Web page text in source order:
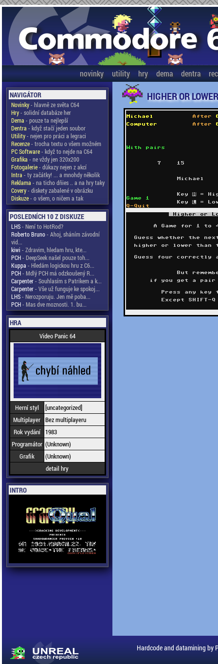
novinky utility hry dema dentra
NAVIGÁTOR
Novinky- hlavně ze světa C64
Hry- solidní databáze her
Dema - pouze ta nejlepší
Dentra - když stačí jeden soubor
Utility- nejen pro práci a legraci
Recenze- trocha textu o všem možném
PC Software- když to nejde na C64
Grafika - ne vždy jen 320x200
Fotogalerie- důkazy nejen z akcí
Intra - ty začátky! ... a mnohdy několik
Reklama - na ticho dňies .. a na hry taky
Covery- diskety zabalené v obrázku
Diskuze- o všem, o ničem a tak
POSLEDNÍCH 10 Z DISKUZE
LHS- Není to HotRod?
Roberto Bruno- Ahoj, sháním závodní
vid...
kiwi - Zdravim, hledam hru, kte...
PCH- DeepSeek našel pouze toh...
Kuppa - Hledám logickou hru z C6...
PCH- Mdlý PCH má odzkoušený R...
Carpenter- Souhlasím s Patrikem a k...
Carpenter- Vše už funguje ke spokoj...
LHS- Nerozporuju. Jen mě poba...
PCH- Mas dve moznosti. 1. bu...
HRA
Video Panic 64
Herní styl
[uncategorized]
Multiplayer Bez multiplayeru
Rok vydání
1983
Programátor (Unknown)
Grafik
(Unknown)
detail hry
INTRO
HIGHER OR LOWER
Hardcode and datamining by